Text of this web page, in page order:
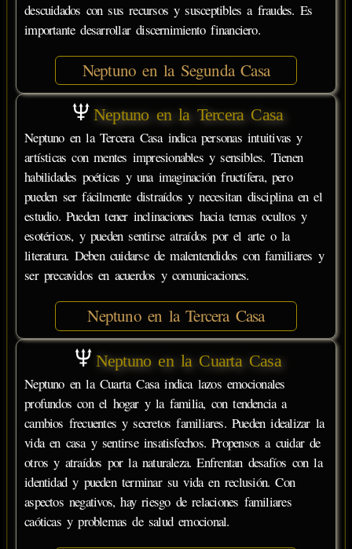
descuidados con sus recursos y susceptibles a fraudes. Es
importante desarrollar discernimiento financiero.
Neptuno en la Segunda Casa
Neptuno en la Tercera Casa
Neptuno en la Tercera Casa indica personas intuitivas y
artísticas con mentes impresionables y sensibles. Tienen
habilidades poéticas y una imaginación fructífera, pero
pueden ser fácilmente distraídos y necesitan disciplina en el
estudio. Pueden tener inclinaciones hacia temas ocultos y
esotéricos, y pueden sentirse atraídos por el arte o la
literatura. Deben cuidarse de malentendidos con familiares y
ser precavidos en acuerdos y comunicaciones.
Neptuno en la Tercera Casa
Neptuno en la Cuarta Casa
Neptuno en la Cuarta Casa indica lazos emocionales
profundos con el hogar y la familia, con tendencia a
cambios frecuentes y secretos familiares. Pueden idealizar la
vida en casa y sentirse insatisfechos. Propensos a cuidar de
otros y atraídos por la naturaleza. Enfrentan desafíos con la
identidad y pueden terminar su vida en reclusión. Con
aspectos negativos, hay riesgo de relaciones familiares
caóticas y problemas de salud emocional.